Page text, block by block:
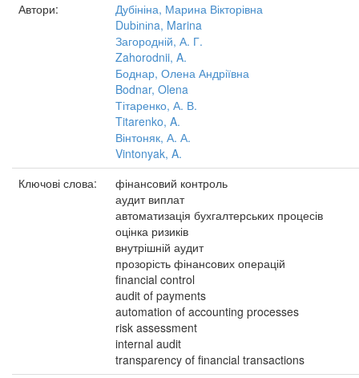
Автори:
Дубініна, Марина Вікторівна
Dubіnіna, Marina
Загородній, А. Г.
Zahorodnii, A.
Боднар, Олена Андріївна
Bodnar, Olena
Тітаренко, А. В.
Titarenko, A.
Вінтоняк, А. А.
Vintonyak, A.
Ключові слова:
фінансовий контроль
аудит виплат
автоматизація бухгалтерських процесів
оцінка ризиків
внутрішній аудит
прозорість фінансових операцій
financial control
audit of payments
automation of accounting processes
risk assessment
internal audit
transparency of financial transactions